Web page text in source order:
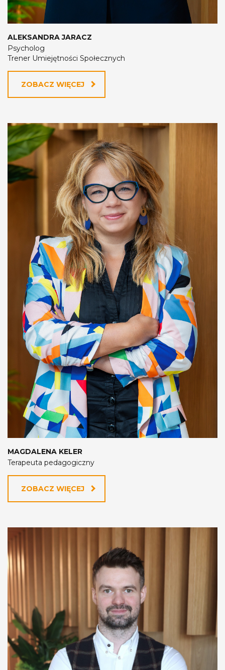
ALEKSANDRA JARACZ
Psycholog
Trener Umiejętności Społecznych
ZOBACZ WIĘCEJ
MAGDALENA KELER
Terapeuta pedagogiczny
ZOBACZ WIĘCEJ